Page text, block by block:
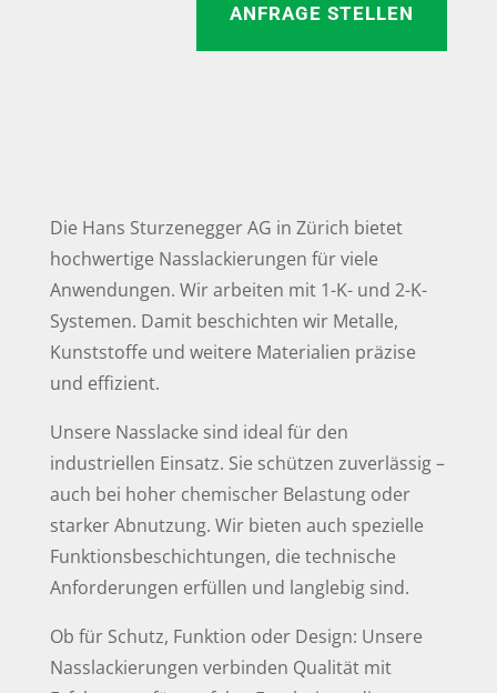
ANFRAGE STELLEN
Die Hans Sturzenegger AG in Zürich bietet
hochwertige Nasslackierungen für viele
Anwendungen. Wir arbeiten mit 1-K- und 2-K-
Systemen. Damit beschichten wir Metalle,
Kunststoffe und weitere Materialien präzise
und effizient.
Unsere Nasslacke sind ideal für den
industriellen Einsatz. Sie schützen zuverlässig –
auch bei hoher chemischer Belastung oder
starker Abnutzung. Wir bieten auch spezielle
Funktionsbeschichtungen, die technische
Anforderungen erfüllen und langlebig sind.
Ob für Schutz, Funktion oder Design: Unsere
Nasslackierungen verbinden Qualität mit